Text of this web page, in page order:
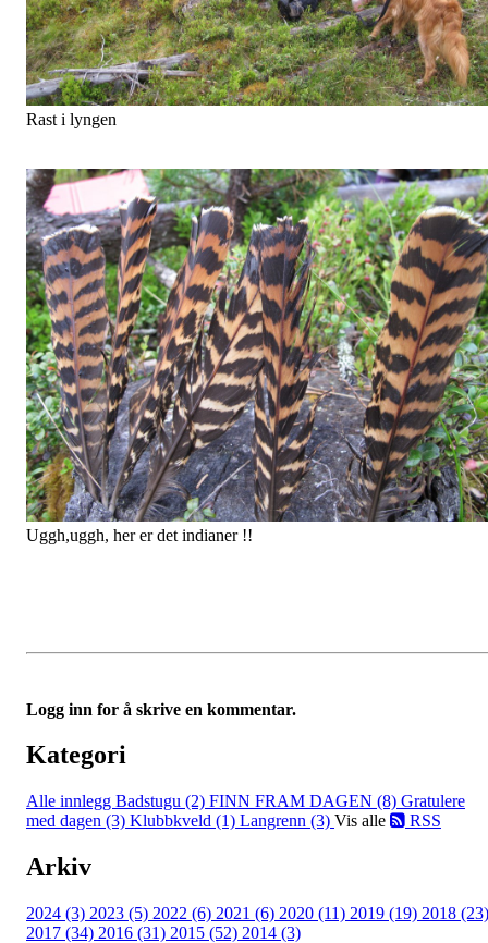
Rast i lyngen
Uggh,uggh, her er det indianer !!
Logg inn for å skrive en kommentar.
Kategori
Alle innlegg Badstugu (2) FINN FRAM DAGEN (8) Gratulere
med dagen (3) Klubbkveld (1) Langrenn (3) Vis alle RSS
Arkiv
2024 (3) 2023 (5) 2022 (6) 2021 (6) 2020 (11) 2019 (19) 2018 (23)
2017 (34) 2016 (31) 2015 (52) 2014 (3)